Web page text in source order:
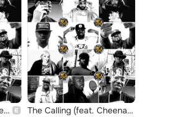
The Calling (feat. Cheena Black Monrow, Irie, Dungeon Masta, Frukwan, Capone, Solomon Childs, Paul Marz, Mista Krimzon, Young Di... The Calling (feat. Cheena Black Monrow, Irie, Dungeon Masta, Frukwan, Capone, Solomon Childs, Paul Marz, Mista Krimzon, Young Di...